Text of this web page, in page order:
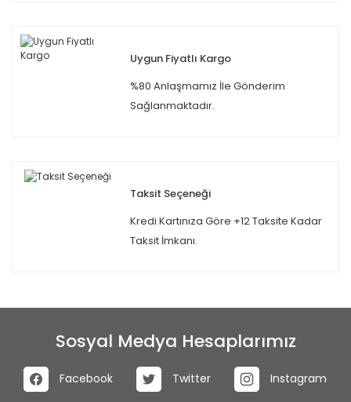
Uygun Fiyatlı Kargo
%80 Anlaşmamız İle Gönderim
Sağlanmaktadır.
Taksit Seçeneği
Kredi Kartınıza Göre +12 Taksite Kadar
Taksit İmkanı.
Sosyal Medya Hesaplarımız
Facebook Twitter Instagram